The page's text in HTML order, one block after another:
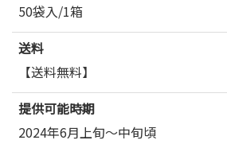
50袋入/1箱
送料
【送料無料】
提供可能時期
2024年6月上旬～中旬頃